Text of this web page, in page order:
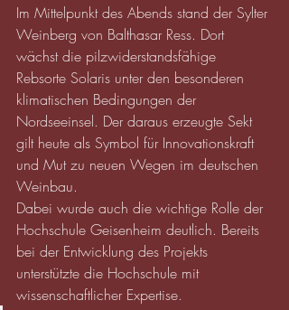
Im Mittelpunkt des Abends stand der Sylter
Weinberg von Balthasar Ress. Dort
wächst die pilzwiderstandsfähige
Rebsorte Solaris unter den besonderen
klimatischen Bedingungen der
Nordseeinsel. Der daraus erzeugte Sekt
gilt heute als Symbol für Innovationskraft
und Mut zu neuen Wegen im deutschen
Weinbau.
Dabei wurde auch die wichtige Rolle der
Hochschule Geisenheim deutlich. Bereits
bei der Entwicklung des Projekts
unterstützte die Hochschule mit
wissenschaftlicher Expertise.